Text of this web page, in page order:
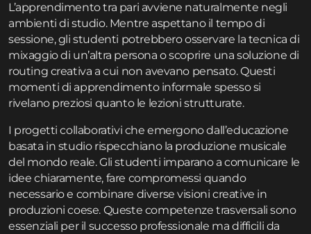
L’apprendimento tra pari avviene naturalmente negli
ambienti di studio. Mentre aspettano il tempo di
sessione, gli studenti potrebbero osservare la tecnica di
mixaggio di un’altra persona o scoprire una soluzione di
routing creativa a cui non avevano pensato. Questi
momenti di apprendimento informale spesso si
rivelano preziosi quanto le lezioni strutturate.
I progetti collaborativi che emergono dall’educazione
basata in studio rispecchiano la produzione musicale
del mondo reale. Gli studenti imparano a comunicare le
idee chiaramente, fare compromessi quando
necessario e combinare diverse visioni creative in
produzioni coese. Queste competenze trasversali sono
essenziali per il successo professionale ma difficili da